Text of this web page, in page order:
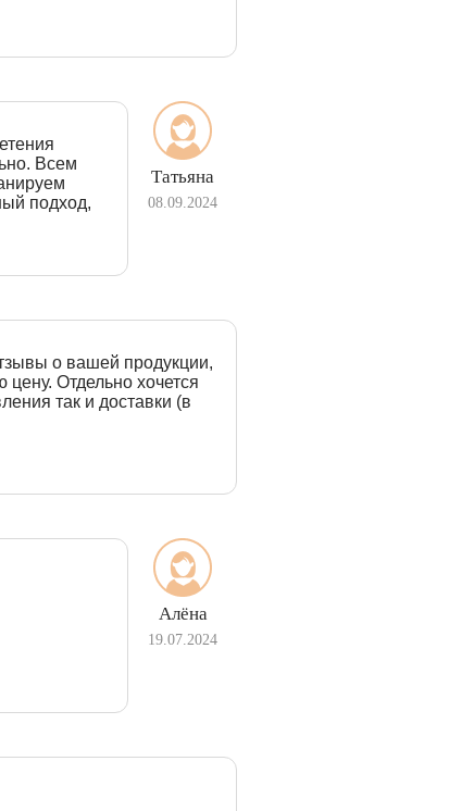
Татьяна
08.09.2024
Всем
подход,
о вашей продукции,
Отдельно хочется
так и доставки (в
Алёна
19.07.2024